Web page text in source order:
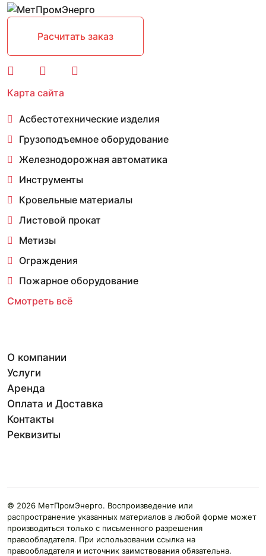
Расчитать заказ
Карта сайта
Асбестотехнические изделия
Грузоподъемное оборудование
Железнодорожная автоматика
Инструменты
Кровельные материалы
Листовой прокат
Метизы
Ограждения
Пожарное оборудование
Смотреть всё
О компании
Услуги
Аренда
Оплата и Доставка
Контакты
Реквизиты
© 2026 МетПромЭнерго. Воспроизведение или
распространение указанных материалов в любой форме может
производиться только с письменного разрешения
правообладателя. При использовании ссылка на
правообладателя и источник заимствования обязательна.